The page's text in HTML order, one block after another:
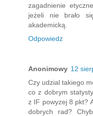
zagadnienie
jeżeli nie brało
akademicką.
Odpowiedz
Anonimowy 12
Czy udzial takiego
co z dobrym
z IF powyzej 8 pkt?
dobrych rad?